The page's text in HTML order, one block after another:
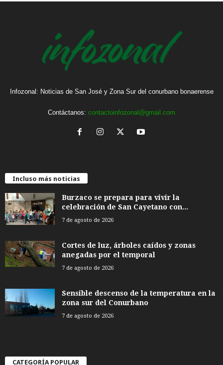
Infozonal: Noticias de San José y Zona Sur del conurbano bonaerense
Contáctanos: contactoinfozonal@gmail.com
Incluso más noticias
Burzaco se prepara para vivir la
celebración de San Cayetano con...
7 de agosto de 2026
Cortes de luz, árboles caídos y zonas
anegadas por el temporal
7 de agosto de 2026
Sensible descenso de la temperatura en la
zona sur del Conurbano
7 de agosto de 2026
CATEGORÍA POPULAR